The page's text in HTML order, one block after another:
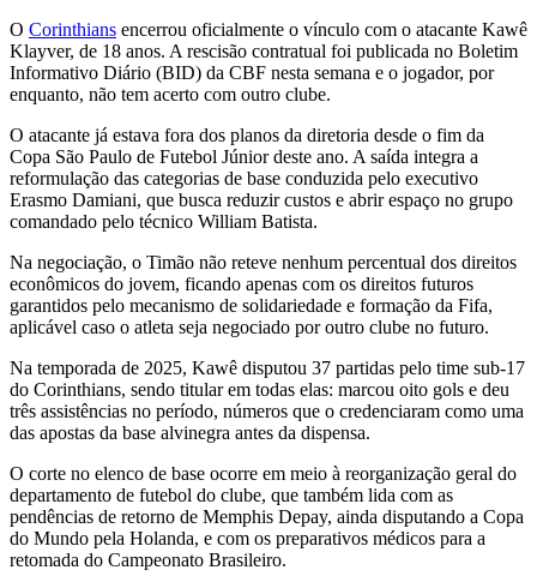
O Corinthians encerrou oficialmente o vínculo com o atacante Kawê
Klayver, de 18 anos. A rescisão contratual foi publicada no Boletim
Informativo Diário (BID) da CBF nesta semana e o jogador, por
enquanto, não tem acerto com outro clube.
O atacante já estava fora dos planos da diretoria desde o fim da
Copa São Paulo de Futebol Júnior deste ano. A saída integra a
reformulação das categorias de base conduzida pelo executivo
Erasmo Damiani, que busca reduzir custos e abrir espaço no grupo
comandado pelo técnico William Batista.
Na negociação, o Timão não reteve nenhum percentual dos direitos
econômicos do jovem, ficando apenas com os direitos futuros
garantidos pelo mecanismo de solidariedade e formação da Fifa,
aplicável caso o atleta seja negociado por outro clube no futuro.
Na temporada de 2025, Kawê disputou 37 partidas pelo time sub-17
do Corinthians, sendo titular em todas elas: marcou oito gols e deu
três assistências no período, números que o credenciaram como uma
das apostas da base alvinegra antes da dispensa.
O corte no elenco de base ocorre em meio à reorganização geral do
departamento de futebol do clube, que também lida com as
pendências de retorno de Memphis Depay, ainda disputando a Copa
do Mundo pela Holanda, e com os preparativos médicos para a
retomada do Campeonato Brasileiro.